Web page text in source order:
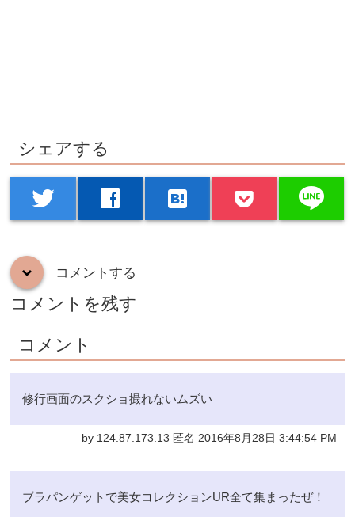
シェアする
twitter facebook hatenabookmark line
down コメントする
コメントを残す
コメント
修行画面のスクショ撮れないムズい
by 124.87.173.13 匿名 2016年8月28日 3:44:54 PM
ブラパンゲットで美女コレクションUR全て集まったぜ！